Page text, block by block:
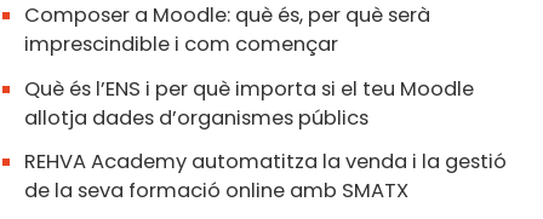
Composer a Moodle: què és, per què serà
imprescindible i com començar
Què és l’ENS i per què importa si el teu Moodle
allotja dades d’organismes públics
REHVA Academy automatitza la venda i la gestió
de la seva formació online amb SMATX